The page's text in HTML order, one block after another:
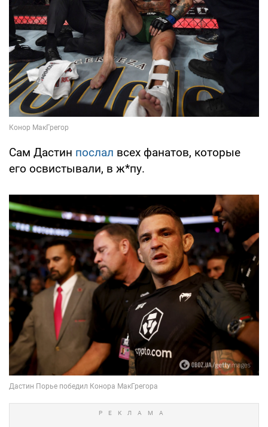
Сам Дастин послал всех фанатов, которые
его освистывали, в ж*пу.